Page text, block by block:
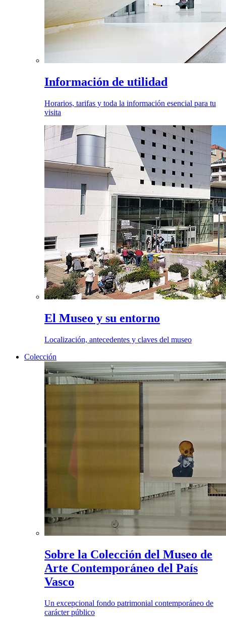
Información de utilidad
Horarios, tarifas y toda la información esencial para tu
visita
El Museo y su entorno
Localización, antecedentes y claves del museo
Colección
Sobre la Colección del Museo de
Arte Contemporáneo del País
Vasco
Un excepcional fondo patrimonial contemporáneo de
carácter público